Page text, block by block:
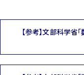
【参考】文部科学省